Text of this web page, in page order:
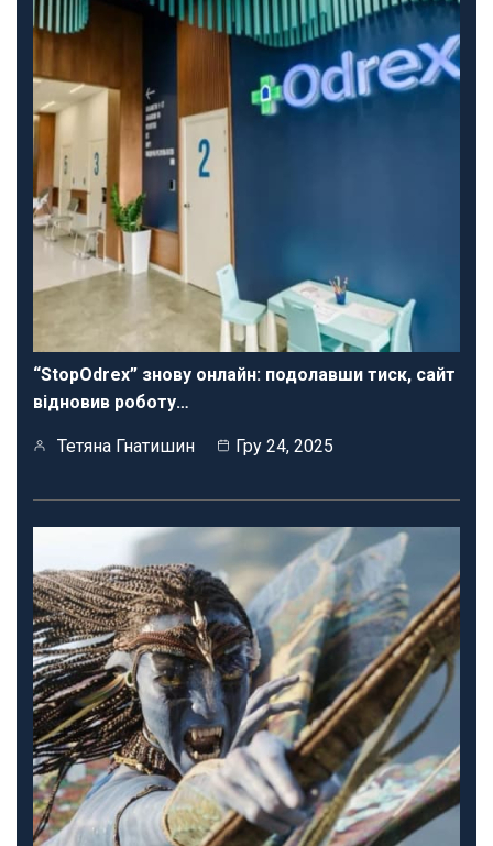
“StopOdrex” знову онлайн: подолавши тиск, сайт
відновив роботу…
Тетяна Гнатишин Гру 24, 2025